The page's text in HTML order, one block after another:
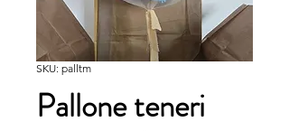
SKU: palltm
Pallone teneri